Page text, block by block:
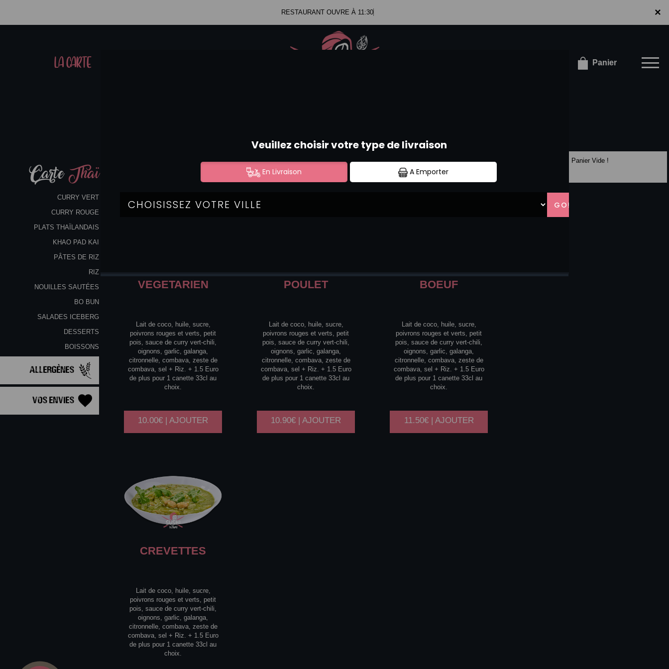
×
RESTAURANT OUVRE À 11:30
LA CARTE Panier
×
CarteThaï
CURRY VERT
CURRY ROUGE
PLATS THAÏLANDAIS
KHAO PAD KAI
PÂTES DE RIZ
RIZ
NOUILLES SAUTÉES
BO BUN
SALADES ICEBERG
DESSERTS
BOISSONS
Allergènes
Vos Envies
CURRY VERT
VEGETARIEN
Lait de coco, huile, sucre,
poivrons rouges et verts, petit
pois, sauce de curry vert-chili,
oignons, garlic, galanga,
citronnelle, combava, zeste de
combava, sel + Riz. + 1.5 Euro
de plus pour 1 canette 33cl au
choix.
10.00€ | AJOUTER
POULET
Lait de coco, huile, sucre,
poivrons rouges et verts, petit
pois, sauce de curry vert-chili,
oignons, garlic, galanga,
citronnelle, combava, zeste de
combava, sel + Riz. + 1.5 Euro
de plus pour 1 canette 33cl au
choix.
10.90€ | AJOUTER
BOEUF
Lait de coco, huile, sucre,
poivrons rouges et verts, petit
pois, sauce de curry vert-chili,
oignons, garlic, galanga,
citronnelle, combava, zeste de
combava, sel + Riz. + 1.5 Euro
de plus pour 1 canette 33cl au
choix.
11.50€ | AJOUTER
CREVETTES
Lait de coco, huile, sucre,
poivrons rouges et verts, petit
pois, sauce de curry vert-chili,
oignons, garlic, galanga,
citronnelle, combava, zeste de
combava, sel + Riz. + 1.5 Euro
de plus pour 1 canette 33cl au
choix.
Panier Vide !